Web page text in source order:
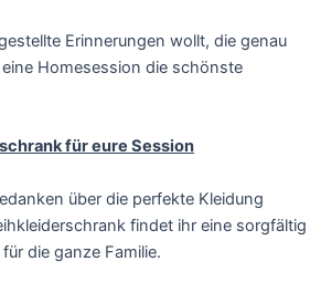
Erinnerungen wollt, die genau
Homesession die schönste
für eure Session
über die perfekte Kleidung
findet ihr eine sorgfältig
die ganze Familie.